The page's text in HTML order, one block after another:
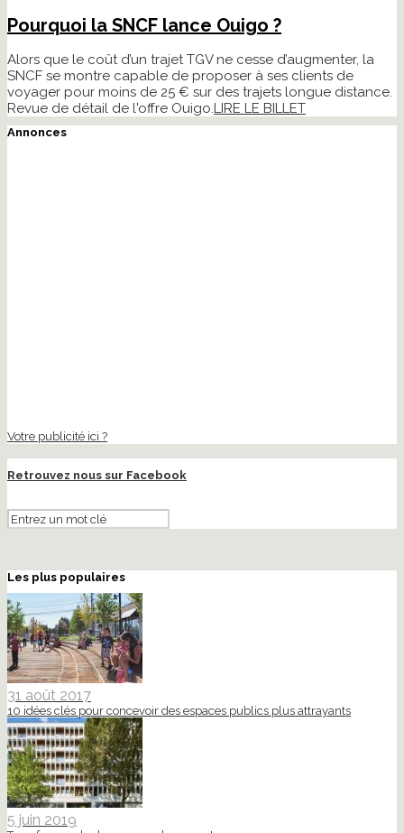
Pourquoi la SNCF lance Ouigo ?
Alors que le coût d’un trajet TGV ne cesse d’augmenter, la
SNCF se montre capable de proposer à ses clients de
voyager pour moins de 25 € sur des trajets longue distance.
Revue de détail de l'offre Ouigo. LIRE LE BILLET
Annonces
Votre publicité ici ?
Retrouvez nous sur Facebook
Les plus populaires
31 août 2017
10 idées clés pour concevoir des espaces publics plus attrayants
5 juin 2019